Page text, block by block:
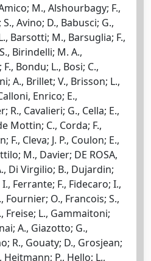
M., Alshourbagy; F.,
Avino; D., Babusci; G.,
Barsotti; M., Barsuglia; F.,
Birindelli; M. A.,
Bondu; L., Bosi; C.,
A., Brillet; V., Brisson; L.,
Enrico; E.,
R., Cavalieri; G., Cella; E.,
Mottin; C., Corda; F.,
F., Cleva; J. P., Coulon; E.,
M., Davier; DE ROSA,
Di Virgilio; B., Dujardin;
Ferrante; F., Fidecaro; I.,
Fournier; O., Francois; S.,
Freise; L., Gammaitoni;
A., Giazotto; G.,
R., Gouaty; D., Grosjean;
Heitmann; P., Hello; L.,